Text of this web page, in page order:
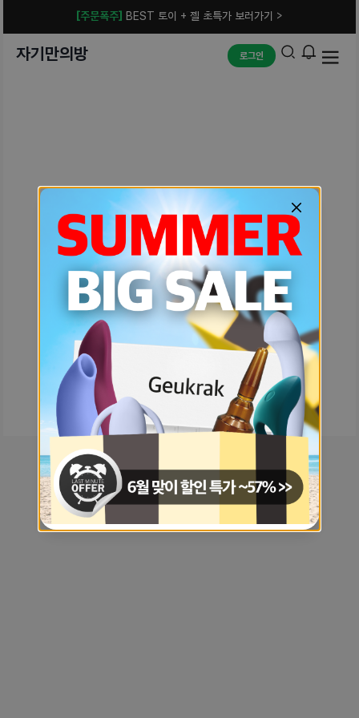
[주문폭주] BEST 토이 + 젤 초특가 보러가기 >
자기만의방 로그인
예상치 못한 에러입니다.